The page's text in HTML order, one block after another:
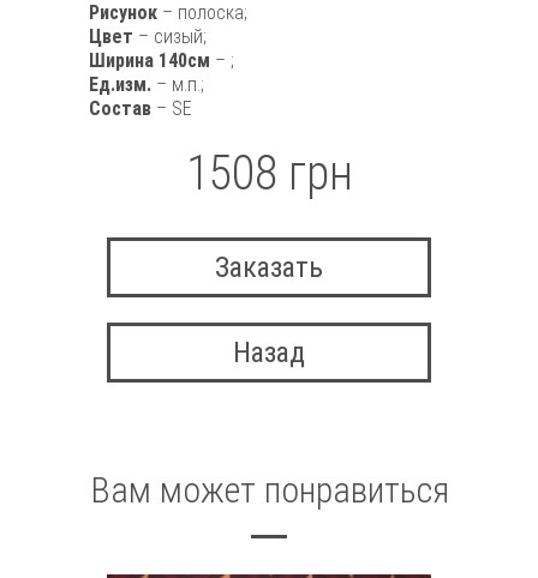
Рисунок – полоска;
Цвет – сизый;
Ширина 140см – ;
Ед.изм. – м.п.;
Состав – SE
1508 грн
Заказать
Назад
Вам может понравиться